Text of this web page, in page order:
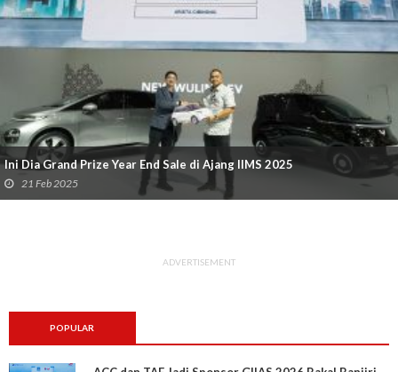
Ini Dia Grand Prize Year End Sale di Ajang IIMS 2025
21 Feb 2025
ADVERTISEMENT
POPULAR